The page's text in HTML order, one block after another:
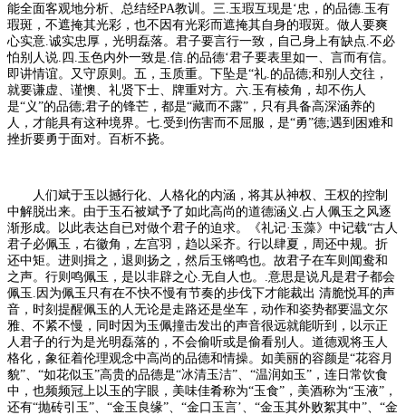
能全面客观地分析、总结经PA教训。三.玉瑕互现是‘忠，的品德.玉有
瑕斑，不遮掩其光彩，也不因有光彩而遮掩其自身的瑕斑。做人要爽
心实意.诚实忠厚，光明磊落。君子要言行一致，自己身上有缺点.不必
怕别人说.四.玉色内外一致是.信.的品德‘君子要表里如一、言而有信。
即讲情谊。又守原则。五，玉质重。下坠是“礼.的品德;和别人交往，
就要谦虚、谨懊、礼贤下士、牌重对方。六.玉有棱角，却不伤人
是“义”的品德;君子的锋芒，都是“藏而不露”，只有具备高深涵养的
人，才能具有这种境界。七.受到伤害而不屈服，是“勇”德;遇到困难和
挫折要勇于面对。百析不挠。
人们斌于玉以撼行化、人格化的内涵，将其从神权、王权的控制
中解脱出来。由于玉石被斌予了如此高尚的道德涵义.占人佩玉之风逐
渐形成。以此表达自已对做个君子的迫求。《礼记·玉藻》中记载“古人
君子必佩玉，右徽角，左宫羽，趋以采齐。行以肆夏，周还中规。折
还中矩。进则揖之，退则扬之，然后玉锵鸣也。故君子在车则闻鸯和
之声。行则鸣佩玉，是以非辟之心.无自人也。.意思是说凡是君子都会
佩玉.因为佩玉只有在不快不慢有节奏的步伐下才能裁出 清脆悦耳的声
音，时刻提醒佩玉的人无论是走路还是坐车，动作和姿势都要温文尔
雅、不紧不慢，同时因为玉佩撞击发出的声音很远就能听到，以示正
人君子的行为是光明磊落的，不会偷听或是偷看别人。道德观将玉人
格化，象征着伦理观念中高尚的品德和情操。如美丽的容颜是“花容月
貌”、“如花似玉”高贵的品德是“冰清玉洁”、“温润如玉”，连日常饮食
中，也频频冠上以玉的字眼，美味佳肴称为“玉食”，美酒称为“玉液”，
还有“抛砖引玉”、“金玉良缘”、“金口玉言’、“金玉其外败絮其中”、“金